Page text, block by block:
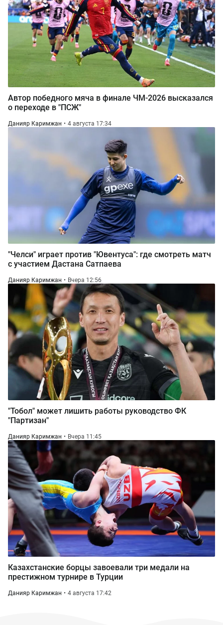
Автор победного мяча в финале ЧМ-2026 высказался
о переходе в "ПСЖ"
Данияр Каримжан 4 августа 17:34
"Челси" играет против "Ювентуса": где смотреть матч
с участием Дастана Сатпаева
Данияр Каримжан Вчера 12:56
"Тобол" может лишить работы руководство ФК
"Партизан"
Данияр Каримжан Вчера 11:45
Казахстанские борцы завоевали три медали на
престижном турнире в Турции
Данияр Каримжан 4 августа 17:42